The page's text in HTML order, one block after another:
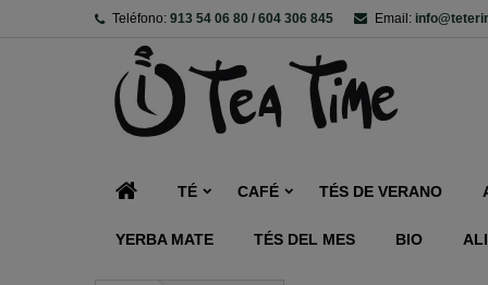
Teléfono: 913 54 06 80 / 604 306 845 Email:
TÉ CAFÉ TÉS DE VERANO
YERBA MATE TÉS DEL MES BIO